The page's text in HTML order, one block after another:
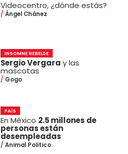
Videocentro, ¿dónde estás?
Ángel Chánez
INSOMNE REBELDE
Sergio Vergara y las
mascotas
Gogo
PAÍS
En México 2.5 millones de
personas están
desempleadas
Animal Politico